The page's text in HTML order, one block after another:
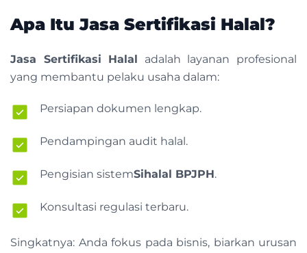
Apa Itu Jasa Sertifikasi Halal?
Jasa Sertifikasi Halal adalah layanan profesional
yang membantu pelaku usaha dalam:
Persiapan dokumen lengkap.
Pendampingan audit halal.
Pengisian sistemSihalal BPJPH.
Konsultasi regulasi terbaru.
Singkatnya: Anda fokus pada bisnis, biarkan urusan